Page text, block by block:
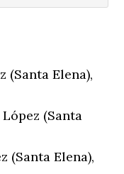
(Santa Elena),
(Santa
(Santa Elena),